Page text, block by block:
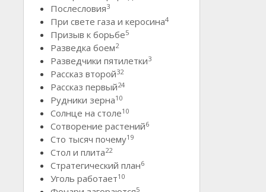
Послесловия3
При свете газа и керосина4
Призыв к борьбе5
Разведка боем2
Разведчики пятилетки3
Рассказ второй32
Рассказ первый24
Рудники зерна10
Солнце на столе10
Сотворение растений6
Сто тысяч почему19
Стол и плита22
Стратегический план6
Уголь работает10
5